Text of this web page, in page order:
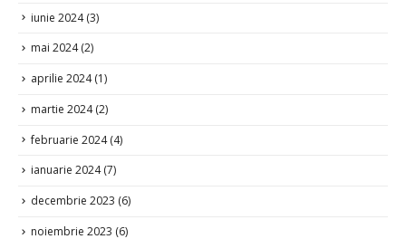
iunie 2024(3)
mai 2024(2)
aprilie 2024(1)
martie 2024(2)
februarie 2024(4)
ianuarie 2024(7)
decembrie 2023 (6)
noiembrie 2023 (6)